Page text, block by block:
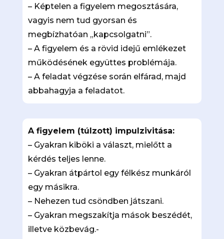
– Képtelen a figyelem megosztására,
vagyis nem tud gyorsan és
megbízhatóan „kapcsolgatni”.
– A figyelem és a rövid idejű emlékezet
működésének együttes problémája.
– A feladat végzése során elfárad, majd
abbahagyja a feladatot.
A figyelem (túlzott) impulzivitása:
– Gyakran kiböki a választ, mielőtt a
kérdés teljes lenne.
– Gyakran átpártol egy félkész munkáról
egy másikra.
– Nehezen tud csöndben játszani.
– Gyakran megszakítja mások beszédét,
illetve közbevág.-